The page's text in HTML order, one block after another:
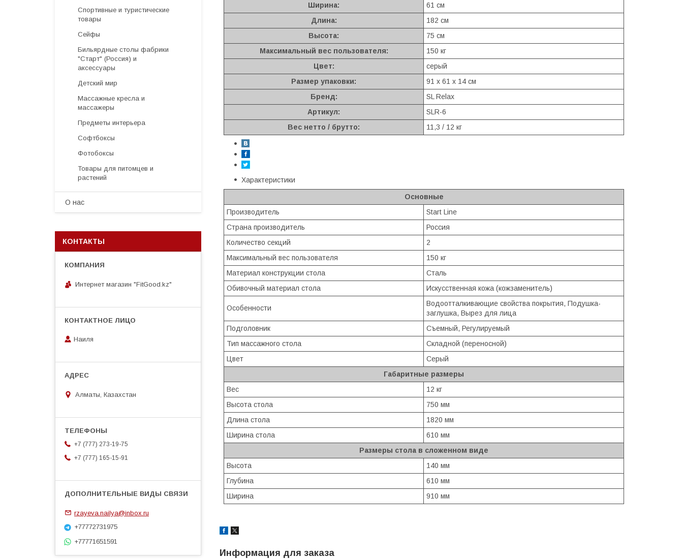
Ширина:
61 см
Длина:
182 см
Высота:
75 см
Максимальный вес пользователя:
150 кг
Цвет:
серый
Размер упаковки:
91 x 61 x 14 см
Бренд:
SL Relax
Артикул:
SLR-6
Вес нетто / брутто:
11,3 / 12 кг
Характеристики
Основные
Производитель
Start Line
Страна производитель
Россия
Количество секций
2
Максимальный вес пользователя
150 кг
Материал конструкции стола
Сталь
Обивочный материал стола
Искусственная кожа (кожзаменитель)
Особенности
Водоотталкивающие свойства покрытия, Подушка-
заглушка, Вырез для лица
Подголовник
Съемный, Регулируемый
Тип массажного стола
Складной (переносной)
Цвет
Серый
Габаритные размеры
Вес
12 кг
Высота стола
750 мм
Длина стола
1820 мм
Ширина стола
610 мм
Размеры стола в сложенном виде
Высота
140 мм
Глубина
610 мм
Ширина
910 мм
Информация для заказа
Спортивные и туристические
товары
Сейфы
Бильярдные столы фабрики
"Cтарт" (Россия) и
аксессуары
Детский мир
Массажные кресла и
массажеры
Предметы интерьера
Софтбоксы
Фотобоксы
Товары для питомцев и
растений
О нас
КОНТАКТЫ
Интернет магазин "FitGood.kz"
Наиля
Алматы, Казахстан
+7 (777) 273-19-75
+7 (777) 165-15-91
rzayeva.nailya@inbox.ru
+77772731975
+77771651591